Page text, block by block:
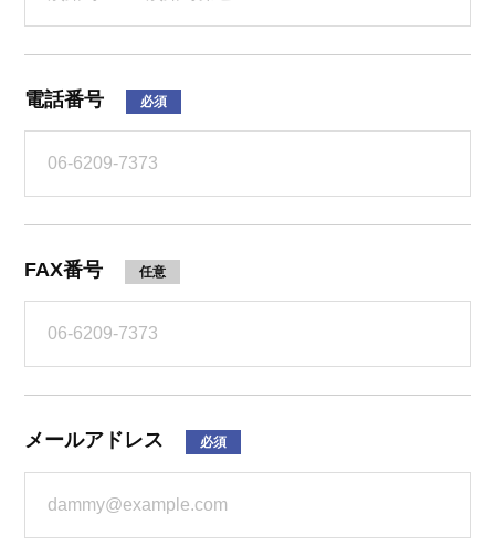
電話番号 必須
FAX番号 任意
メールアドレス 必須